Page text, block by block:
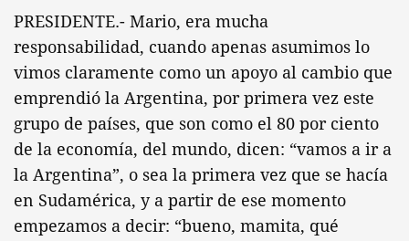
PRESIDENTE.- Mario, era mucha
responsabilidad, cuando apenas asumimos lo
vimos claramente como un apoyo al cambio que
emprendió la Argentina, por primera vez este
grupo de países, que son como el 80 por ciento
de la economía, del mundo, dicen: “vamos a ir a
la Argentina”, o sea la primera vez que se hacía
en Sudamérica, y a partir de ese momento
empezamos a decir: “bueno, mamita, qué